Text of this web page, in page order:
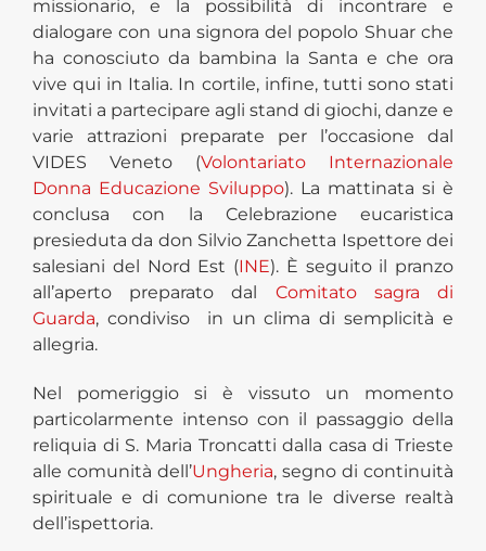
missionario, e la possibilità di incontrare e
dialogare con una signora del popolo Shuar che
ha conosciuto da bambina la Santa e che ora
vive qui in Italia. In cortile, infine, tutti sono stati
invitati a partecipare agli stand di giochi, danze e
varie attrazioni preparate per l’occasione dal
VIDES Veneto (Volontariato Internazionale
Donna Educazione Sviluppo). La mattinata si è
conclusa con la Celebrazione eucaristica
presieduta da don Silvio Zanchetta Ispettore dei
salesiani del Nord Est (INE). È seguito il pranzo
all’aperto preparato dal Comitato sagra di
Guarda, condiviso in un clima di semplicità e
allegria.
Nel pomeriggio si è vissuto un momento
particolarmente intenso con il passaggio della
reliquia di S. Maria Troncatti dalla casa di Trieste
alle comunità dell’Ungheria, segno di continuità
spirituale e di comunione tra le diverse realtà
dell’ispettoria.